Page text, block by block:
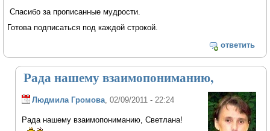
Спасибо за прописанные мудрости.
Готова подписаться под каждой строкой.
ответить
Рада нашему взаимопониманию,
Людмила Громова, 02/09/2011 - 22:24
Рада нашему взаимопониманию, Светлана!